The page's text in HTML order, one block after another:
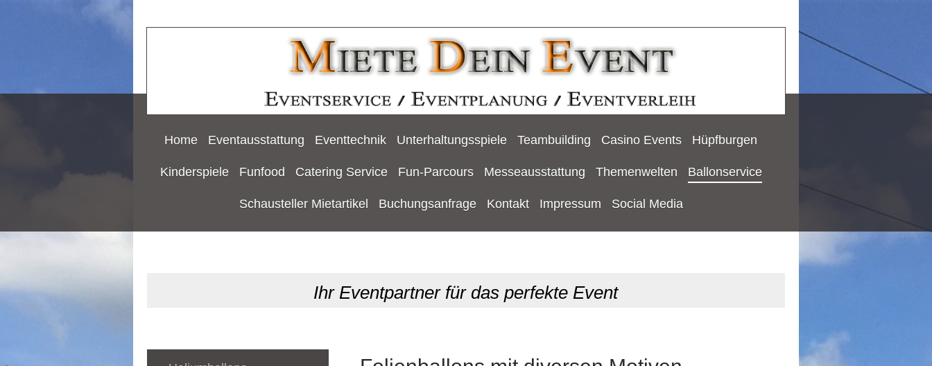
Home Eventausstattung Eventtechnik Unterhaltungsspiele Teambuilding Casino Events Hüpfburgen
Kinderspiele Funfood Catering Service Fun-Parcours Messeausstattung Themenwelten Ballonservice
Schausteller Mietartikel Buchungsanfrage Kontakt Impressum Social Media
Ihr Eventpartner für das perfekte Event